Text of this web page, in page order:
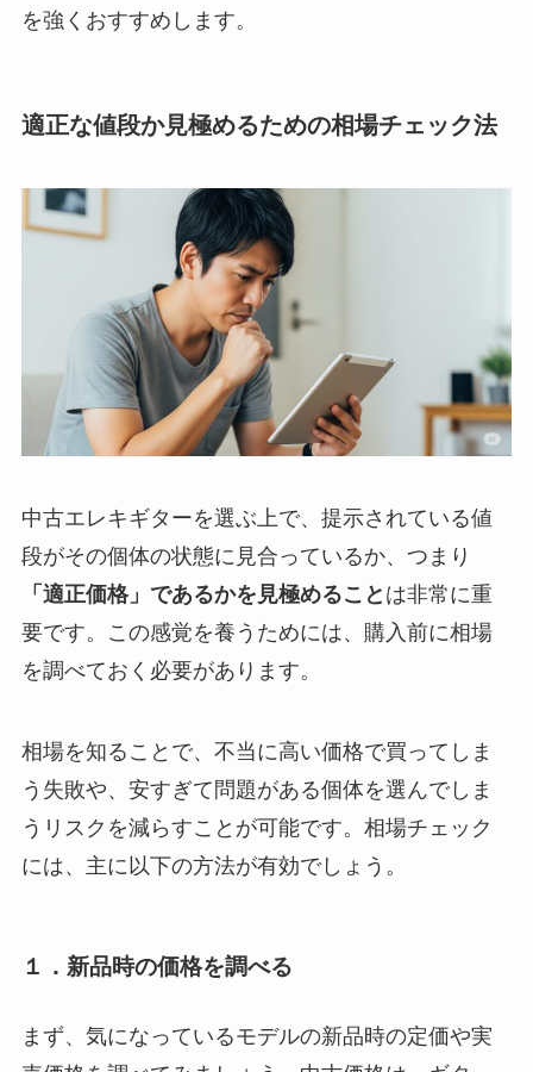
を強くおすすめします。
適正な値段か見極めるための相場チェック法
中古エレキギターを選ぶ上で、提示されている値
段がその個体の状態に見合っているか、つまり
「適正価格」であるかを見極めること は非常に重
要です。この感覚を養うためには、購入前に相場
を調べておく必要があります。
相場を知ることで、不当に高い価格で買ってしま
う失敗や、安すぎて問題がある個体を選んでしま
うリスクを減らすことが可能です。相場チェック
には、主に以下の方法が有効でしょう。
１．新品時の価格を調べる
まず、気になっているモデルの新品時の定価や実